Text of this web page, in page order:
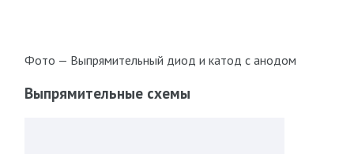
Фото — Выпрямительный диод и катод с анодом
Выпрямительные схемы